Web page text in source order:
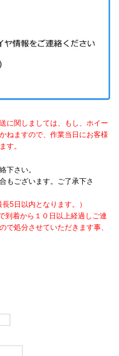
に関しましては、もし、ホイー
ねますので、作業当日にお客様
す。
下さい。
もございます。ご了承下さ
5日以内となります。）
到着から１０日以上経過しご連
で処分させていただきます事、